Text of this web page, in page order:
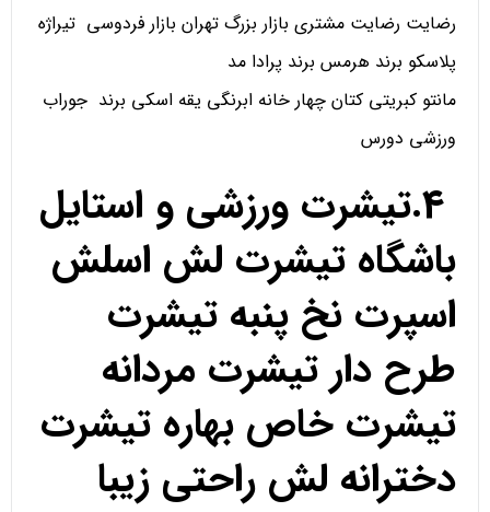
رضایت رضایت مشتری بازار بزرگ تهران بازار فردوسی تیراژه
پلاسکو برند هرمس برند پرادا مد
مانتو کبریتی کتان چهار خانه ابرنگی یقه اسکی برند جوراب
ورزشی دورس
4.تیشرت ورزشی و استایل
باشگاه تیشرت لش اسلش
اسپرت نخ پنبه تیشرت
طرح دار تیشرت مردانه
تیشرت خاص بهاره تیشرت
دخترانه لش راحتی زیبا